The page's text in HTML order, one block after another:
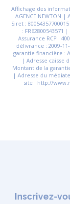
Affichage des
AGENCE NEWTON |
Siret :
: FR62800543571
Assurance RCP :
délivrance : 2009-
garantie financière :
| Adresse caisse
Montant de la
| Adresse du
site : http://
Inscrivez-